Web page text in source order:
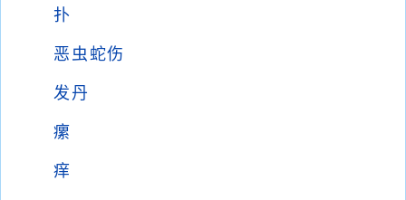
扑
恶虫蛇伤
发丹
瘰
痒